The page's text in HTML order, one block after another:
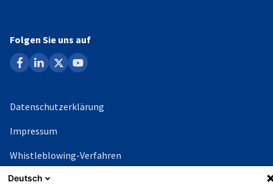
Folgen Sie uns auf
facebook
linkedin
x youtube
Datenschutzerklärung
Impressum
Whistleblowing-Verfahren
Deutsch